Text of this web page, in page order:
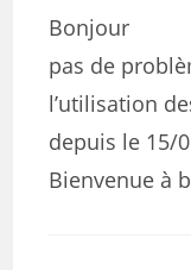
Bonjour
pas de
l’utilisation
depuis le 15/
Bienvenue à